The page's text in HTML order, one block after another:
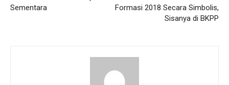
Sementara
Formasi 2018 Secara Simbolis,
Sisanya di BKPP